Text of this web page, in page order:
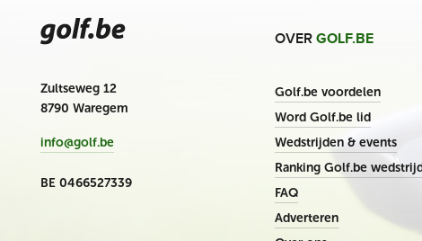
Zultseweg 12
8790 Waregem
info@golf.be
BE 0466527339
OVER GOLF.BE
Golf.be voordelen
Word Golf.be lid
Wedstrijden & events
Ranking Golf.be
FAQ
Adverteren